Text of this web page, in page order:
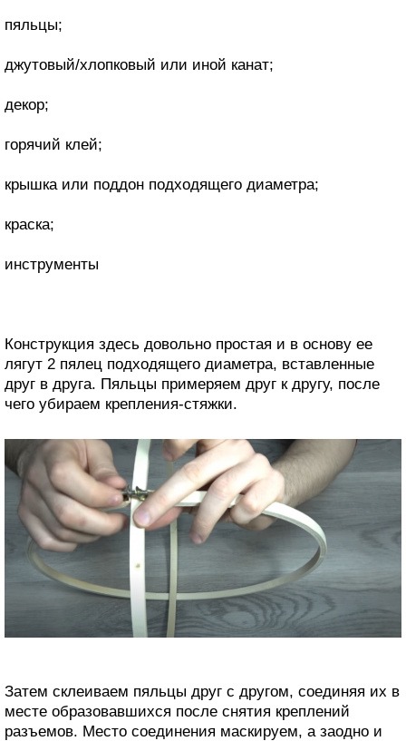
пяльцы;
джутовый/хлопковый или иной канат;
декор;
горячий клей;
крышка или поддон подходящего диаметра;
краска;
инструменты
Конструкция здесь довольно простая и в основу ее
лягут 2 пялец подходящего диаметра, вставленные
друг в друга. Пяльцы примеряем друг к другу, после
чего убираем крепления-стяжки.
Затем склеиваем пяльцы друг с другом, соединяя их в
месте образовавшихся после снятия креплений
разъемов. Место соединения маскируем, а заодно и